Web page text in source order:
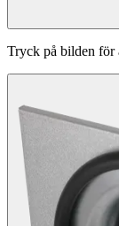
Tryck på bilden för